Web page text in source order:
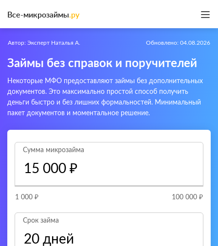
Все-микрозаймы.ру
Займы без справок и поручителей
Некоторые МФО предоставляют займы без дополнительных
документов. Это максимально простой способ получить
деньги быстро и без лишних формальностей. Минимальный
пакет документов и моментальное решение.
Автор: Эксперт Наталья А. Обновлено: 04.08.2026
Сумма микрозайма
1 000 ₽ 100 000 ₽
Срок займа